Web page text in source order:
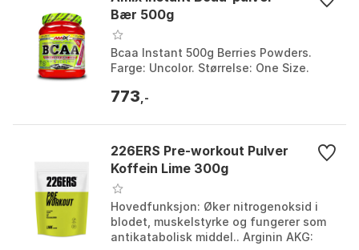
Bær 500g
Bcaa Instant 500g Berries Powders.
Farge: Uncolor. Størrelse: One Size.
773 ,-
226ERS Pre-workout Pulver
Koffein Lime 300g
Hovedfunksjon: Øker nitrogenoksid i
blodet, muskelstyrke og fungerer som
antikatabolisk middel.. Arginin AKG: